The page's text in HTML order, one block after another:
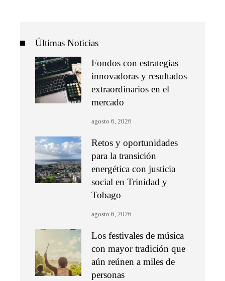
Últimas Noticias
Fondos con estrategias
innovadoras y resultados
extraordinarios en el
mercado
agosto 6, 2026
Retos y oportunidades
para la transición
energética con justicia
social en Trinidad y
Tobago
agosto 6, 2026
Los festivales de música
con mayor tradición que
aún reúnen a miles de
personas